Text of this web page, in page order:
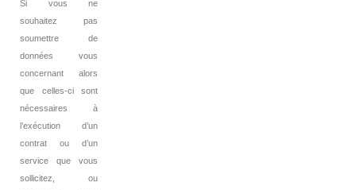
Si vous ne
souhaitez pas
soumettre de
données vous
concernant alors
que celles-ci sont
nécessaires à
l’exécution d’un
contrat ou d’un
service que vous
sollicitez, ou